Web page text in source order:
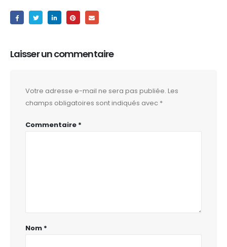
Laisser un commentaire
Votre adresse e-mail ne sera pas publiée. Les
champs obligatoires sont indiqués avec *
Commentaire *
Nom *